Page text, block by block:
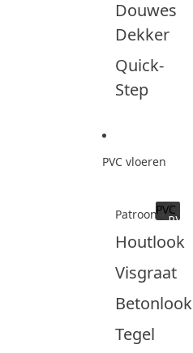
Douwes
Dekker
Quick-
Step
PVC vloeren
Patroon
Houtlook
Visgraat
Betonlook
Tegel
PVC
PVC